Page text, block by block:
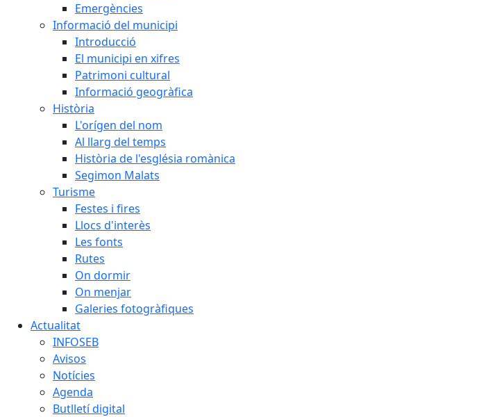
Emergències
Informació del municipi
Introducció
El municipi en xifres
Patrimoni cultural
Informació geogràfica
Història
L'orígen del nom
Al llarg del temps
Història de l'església romànica
Segimon Malats
Turisme
Festes i fires
Llocs d'interès
Les fonts
Rutes
On dormir
On menjar
Galeries fotogràfiques
Actualitat
INFOSEB
Avisos
Notícies
Agenda
Butlletí digital